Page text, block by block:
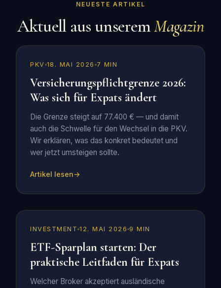
NEUESTE ARTIKEL
Aktuell aus unseremMagazin
PKV 18. MAI 2026 7 MIN
Versicherungspflichtgrenze 2026:
Was sich für Expats ändert
Die Grenze steigt auf 77.400 € — und damit
auch die Schwelle für den Wechsel in die PKV.
Wir erklären, was das konkret bedeutet und
wer jetzt umsteigen sollte.
Artikel lesen
INVESTMENT 12. MAI 2026 9 MIN
ETF-Sparplan starten: Der
praktische Leitfaden für Expats
Welcher Broker akzeptiert ausländische